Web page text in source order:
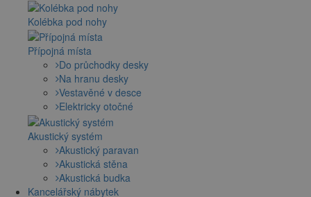
Kolébka pod nohy
Přípojná místa
Do průchodky desky
Na hranu desky
Vestavěné v desce
Elektricky otočné
Akustický systém
Akustický paravan
Akustická stěna
Akustická budka
Kancelářský nábytek